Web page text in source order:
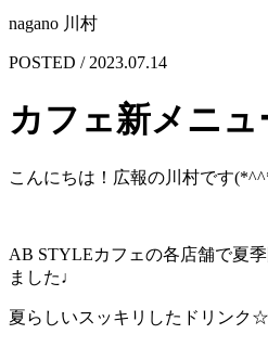
nagano 川村
POSTED / 2023.07.14
カフェ新メニ
こんにちは！広報の川村です
AB STYLEカフェの各店舗で夏
ました♩
夏らしいスッキリしたドリンク☆